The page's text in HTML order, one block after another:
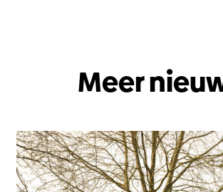
Meer